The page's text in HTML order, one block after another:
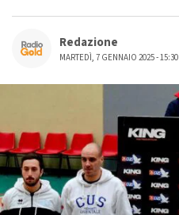
Redazione
MARTEDÌ, 7 GENNAIO 2025 - 15:30